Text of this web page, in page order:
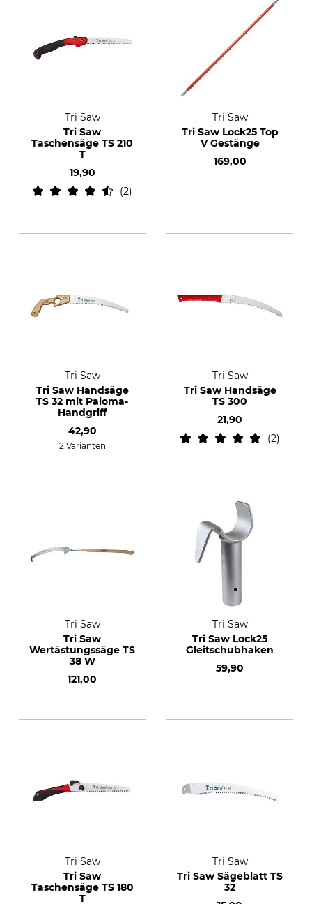
Tri Saw
Tri Saw
Taschensäge TS 210
T
19,90
2
Tri Saw
Tri Saw Lock25 Top
V Gestänge
169,00
Tri Saw
Tri Saw Handsäge
TS 32 mit Paloma-
Handgriff
42,90
2 Varianten
Tri Saw
Tri Saw Handsäge
TS 300
21,90
2
Tri Saw
Tri Saw
Wertästungssäge TS
38 W
121,00
Tri Saw
Tri Saw Lock25
Gleitschubhaken
59,90
Tri Saw
Tri Saw
Taschensäge TS 180
T
Tri Saw
Tri Saw Sägeblatt TS
32